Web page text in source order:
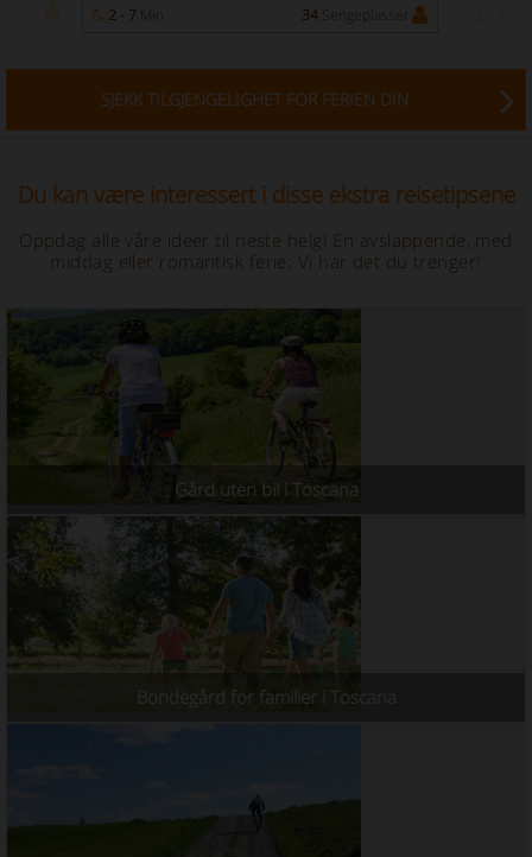
2 - 7 Min 34 Sengeplasser
SJEKK TILGJENGELIGHET FOR FERIEN DIN
Du kan være interessert i disse ekstra reisetipsene
Oppdag alle våre ideer til neste helg! En avslappende, med
middag eller romantisk ferie: Vi har det du trenger!
Gård uten bil i Toscana
Bondegård for familier i Toscana